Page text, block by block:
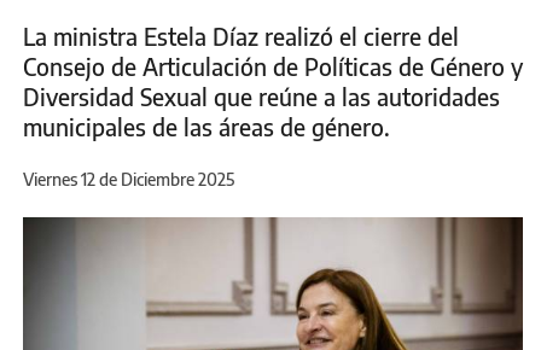
La ministra Estela Díaz realizó el cierre del
Consejo de Articulación de Políticas de Género y
Diversidad Sexual que reúne a las autoridades
municipales de las áreas de género.
Viernes 12 de Diciembre 2025